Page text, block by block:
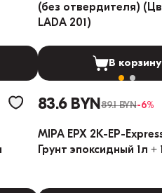
(без отвердителя)
LADA 201)
В корзину
83.6 BYN89.1 BYN-6%
MIPA EPX 2K-EP-
Грунт эпоксидный 1л +